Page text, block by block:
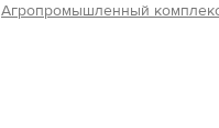
Агропромышленный